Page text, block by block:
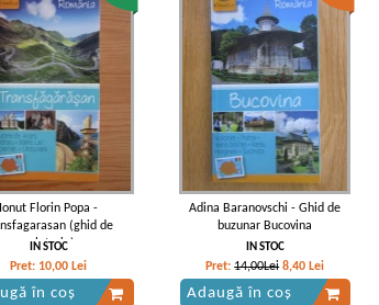
Ionut Florin Popa -
(ghid de
calatorie)
IN STOC
Pret: 10,00 Lei
în coș
Adina Baranovschi - Ghid de
buzunar Bucovina
IN STOC
Pret:14,00Lei 8,40 Lei
Adaugă în coș